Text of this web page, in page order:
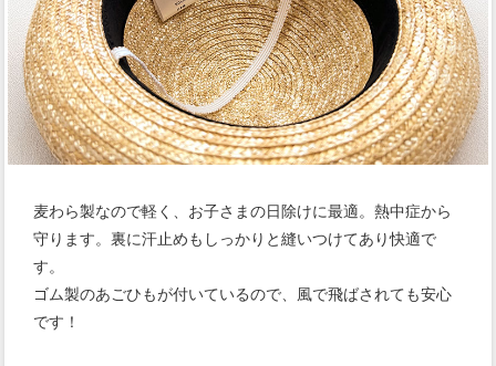
麦わら製なので軽く、お子さまの日除けに最適。熱中症から
守ります。裏に汗止めもしっかりと縫いつけてあり快適で
す。
ゴム製のあごひもが付いているので、風で飛ばされても安心
です！